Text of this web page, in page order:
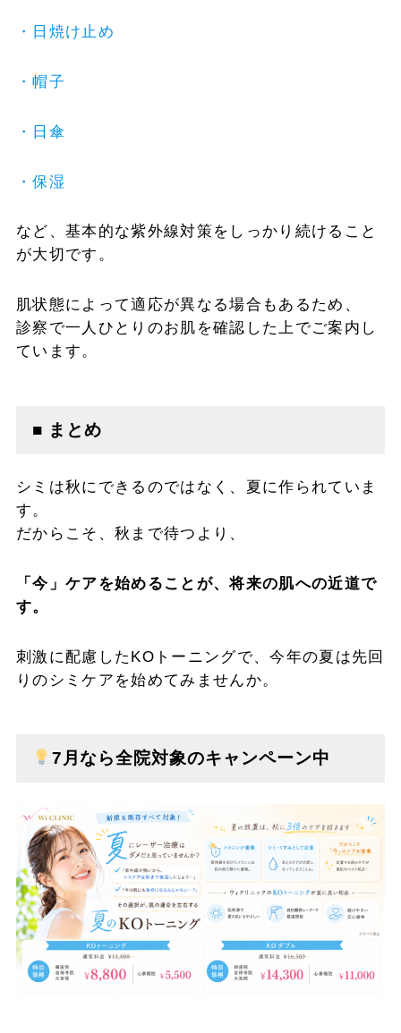
・日焼け止め
・帽子
・日傘
・保湿
など、基本的な紫外線対策をしっかり続けること
が大切です。
肌状態によって適応が異なる場合もあるため、
診察で一人ひとりのお肌を確認した上でご案内し
ています。
■ まとめ
シミは秋にできるのではなく、夏に作られていま
す。
だからこそ、秋まで待つより、
「今」ケアを始めることが、将来の肌への近道で
す。
刺激に配慮したKOトーニングで、今年の夏は先回
りのシミケアを始めてみませんか。
7月なら全院対象のキャンペーン中